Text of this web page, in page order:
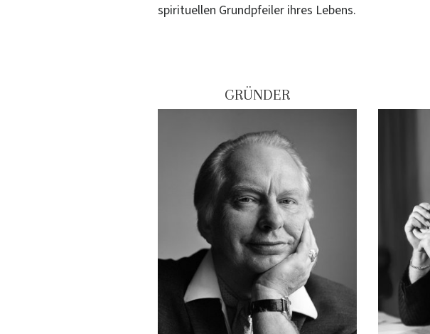
spirituellen Grundpfeiler ihres Lebens.
GRÜNDER